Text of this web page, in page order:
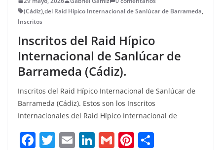
(Cádiz),del Raid Hípico Internacional de Sanlúcar de Barrameda,
Inscritos
Inscritos del Raid Hípico
Internacional de Sanlúcar de
Barrameda (Cádiz).
Inscritos del Raid Hípico Internacional de Sanlúcar de
Barrameda (Cádiz). Estos son los Inscritos
Internacionales del Raid Hípico Internacional de
F T E Li G Pi